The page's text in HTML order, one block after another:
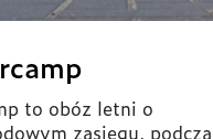
to obóz letni o
zasięgu,